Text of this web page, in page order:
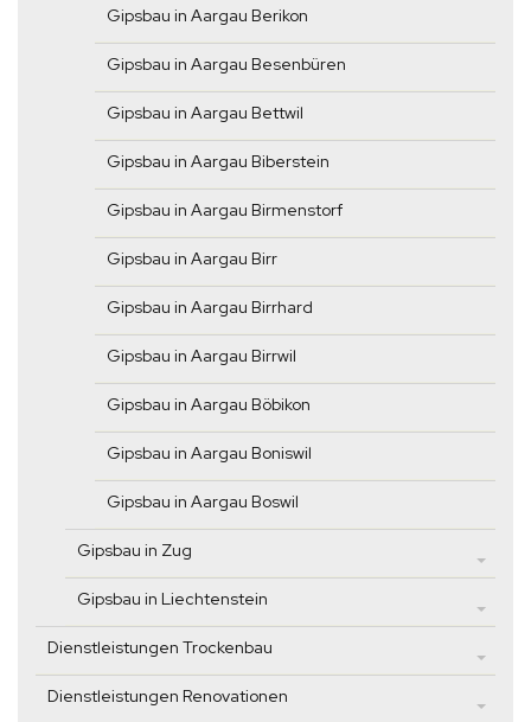
Gipsbau in Aargau Berikon
Gipsbau in Aargau Besenbüren
Gipsbau in Aargau Bettwil
Gipsbau in Aargau Biberstein
Gipsbau in Aargau Birmenstorf
Gipsbau in Aargau Birr
Gipsbau in Aargau Birrhard
Gipsbau in Aargau Birrwil
Gipsbau in Aargau Böbikon
Gipsbau in Aargau Boniswil
Gipsbau in Aargau Boswil
Gipsbau in Zug
Gipsbau in Liechtenstein
Dienstleistungen Trockenbau
Dienstleistungen Renovationen